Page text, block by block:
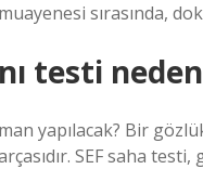
sırasında,
testi neden
yapılacak? Bir
SEF saha